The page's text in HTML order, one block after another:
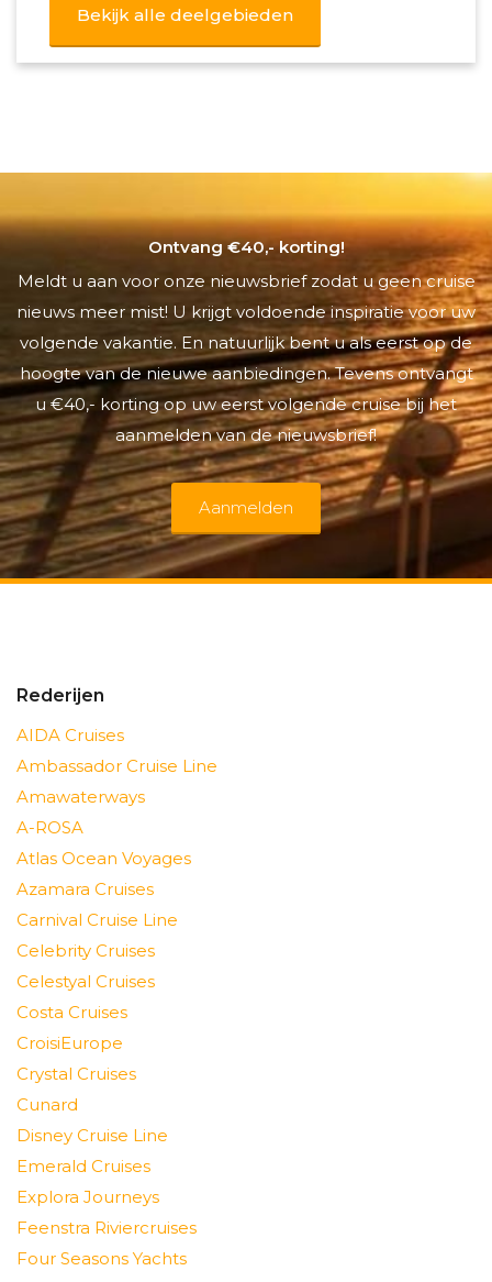
Bekijk alle deelgebieden
Ontvang €40,- korting!
Meldt u aan voor onze nieuwsbrief zodat u geen cruise
nieuws meer mist! U krijgt voldoende inspiratie voor uw
volgende vakantie. En natuurlijk bent u als eerst op de
hoogte van de nieuwe aanbiedingen. Tevens ontvangt
u €40,- korting op uw eerst volgende cruise bij het
aanmelden van de nieuwsbrief!
Aanmelden
Rederijen
AIDA Cruises
Ambassador Cruise Line
Amawaterways
A-ROSA
Atlas Ocean Voyages
Azamara Cruises
Carnival Cruise Line
Celebrity Cruises
Celestyal Cruises
Costa Cruises
CroisiEurope
Crystal Cruises
Cunard
Disney Cruise Line
Emerald Cruises
Explora Journeys
Feenstra Riviercruises
Four Seasons Yachts